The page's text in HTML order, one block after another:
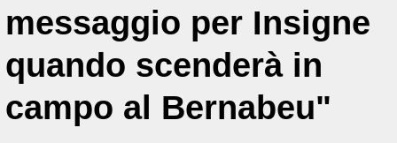
messaggio per Insigne
quando scenderà in
campo al Bernabeu"